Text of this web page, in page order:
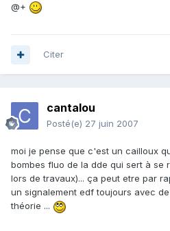
@+
Citer
cantalou
Posté(e) 27 juin 2007
moi je pense que c'est un cailloux
bombes fluo de la dde qui sert à se
lors de travaux)... ça peut etre par
un signalement edf toujours avec
théorie ...